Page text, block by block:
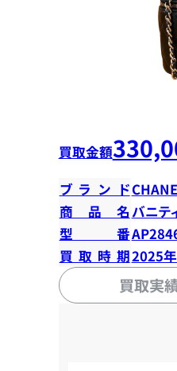
買取金額
ブランド
商品名バニテ
型番
買取時期2025
買取実